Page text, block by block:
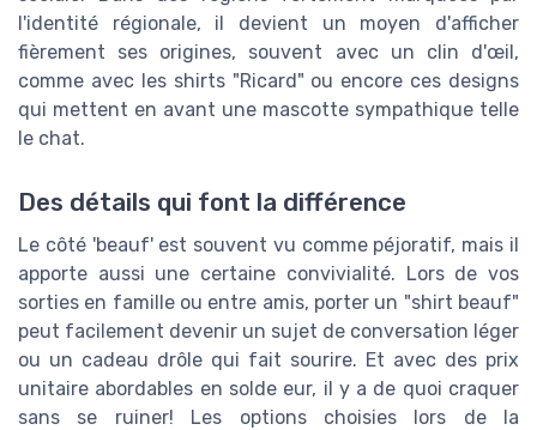
l'identité régionale, il devient un moyen d'afficher
fièrement ses origines, souvent avec un clin d'œil,
comme avec les shirts "Ricard" ou encore ces designs
qui mettent en avant une mascotte sympathique telle
le chat.
Des détails qui font la différence
Le côté 'beauf' est souvent vu comme péjoratif, mais il
apporte aussi une certaine convivialité. Lors de vos
sorties en famille ou entre amis, porter un "shirt beauf"
peut facilement devenir un sujet de conversation léger
ou un cadeau drôle qui fait sourire. Et avec des prix
unitaire abordables en solde eur, il y a de quoi craquer
sans se ruiner! Les options choisies lors de la